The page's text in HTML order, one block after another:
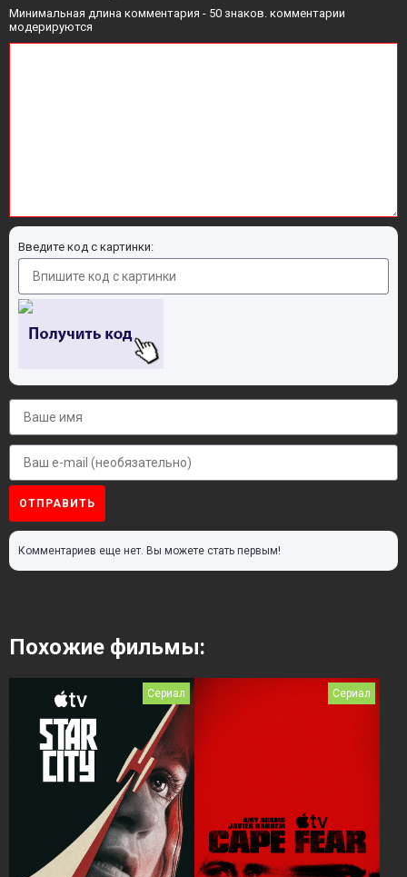
Минимальная длина комментария - 50 знаков. комментарии
модерируются
Введите код с картинки:
ОТПРАВИТЬ
Комментариев еще нет. Вы можете стать первым!
Похожие фильмы:
Сериал Сериал